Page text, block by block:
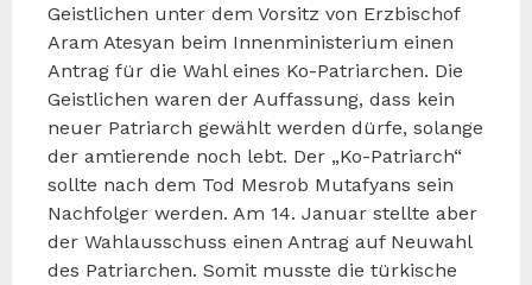
Geistlichen unter dem Vorsitz von Erzbischof
Aram Atesyan beim Innenministerium einen
Antrag für die Wahl eines Ko-Patriarchen. Die
Geistlichen waren der Auffassung, dass kein
neuer Patriarch gewählt werden dürfe, solange
der amtierende noch lebt. Der „Ko-Patriarch“
sollte nach dem Tod Mesrob Mutafyans sein
Nachfolger werden. Am 14. Januar stellte aber
der Wahlausschuss einen Antrag auf Neuwahl
des Patriarchen. Somit musste die türkische